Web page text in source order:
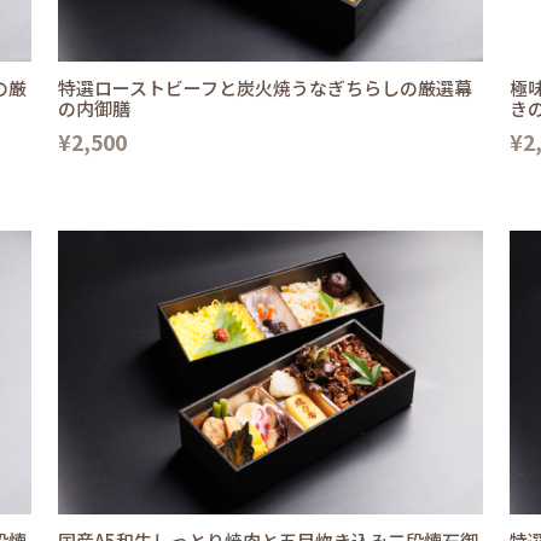
厳
特選ローストビーフと炭火焼うなぎちらしの厳選幕
の内御膳
¥2,500
極
き